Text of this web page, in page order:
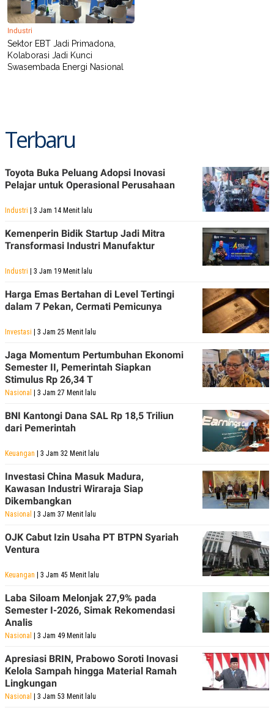
Industri
Sektor EBT Jadi Primadona,
Kolaborasi Jadi Kunci
Swasembada Energi Nasional
Terbaru
Toyota Buka Peluang Adopsi Inovasi
Pelajar untuk Operasional Perusahaan
Industri | 3 Jam 14 Menit lalu
Kemenperin Bidik Startup Jadi Mitra
Transformasi Industri Manufaktur
Industri | 3 Jam 19 Menit lalu
Harga Emas Bertahan di Level Tertingi
dalam 7 Pekan, Cermati Pemicunya
Investasi | 3 Jam 25 Menit lalu
Jaga Momentum Pertumbuhan Ekonomi
Semester II, Pemerintah Siapkan
Stimulus Rp 26,34 T
Nasional | 3 Jam 27 Menit lalu
BNI Kantongi Dana SAL Rp 18,5 Triliun
dari Pemerintah
Keuangan | 3 Jam 32 Menit lalu
Investasi China Masuk Madura,
Kawasan Industri Wiraraja Siap
Dikembangkan
Nasional | 3 Jam 37 Menit lalu
OJK Cabut Izin Usaha PT BTPN Syariah
Ventura
Keuangan | 3 Jam 45 Menit lalu
Laba Siloam Melonjak 27,9% pada
Semester I-2026, Simak Rekomendasi
Analis
Nasional | 3 Jam 49 Menit lalu
Apresiasi BRIN, Prabowo Soroti Inovasi
Kelola Sampah hingga Material Ramah
Lingkungan
Nasional | 3 Jam 53 Menit lalu